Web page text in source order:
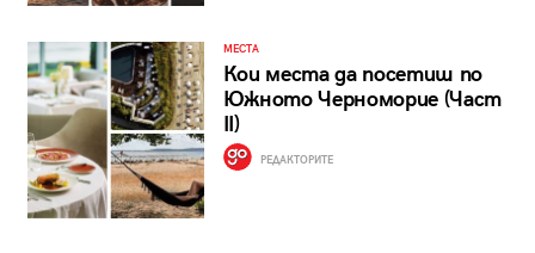
МЕСТА
Кои места да посетиш по
Южното Черноморие (Част
II)
РЕДАКТОРИТЕ